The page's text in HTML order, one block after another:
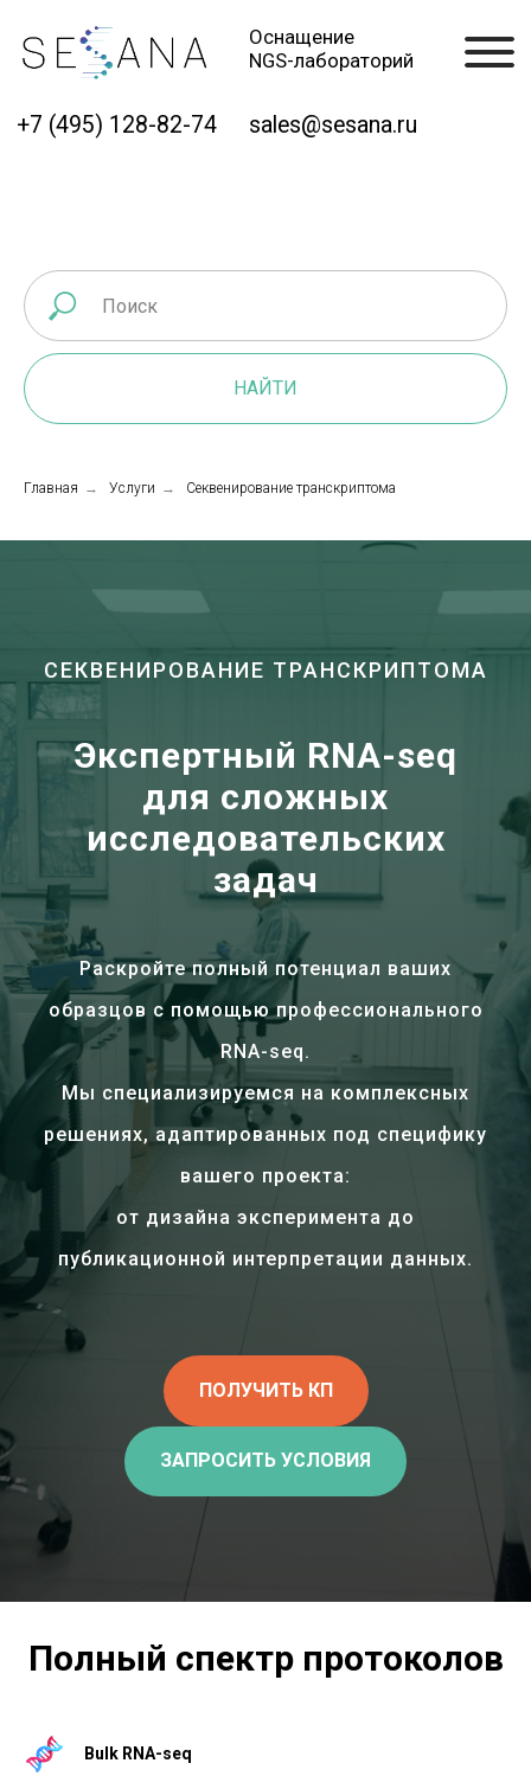
Оснащение
NGS-лабораторий
НАЙТИ
Главная → Услуги → Секвенирование транскриптома
СЕКВЕНИРОВАНИЕ ТРАНСКРИПТОМА
Экспертный RNA-seq
для сложных
исследовательских
задач
Раскройте полный потенциал ваших
образцов с помощью профессионального
RNA-seq.
Мы специализируемся на комплексных
решениях, адаптированных под специфику
вашего проекта:
от дизайна эксперимента до
публикационной интерпретации данных.
ПОЛУЧИТЬ КП
ЗАПРОСИТЬ УСЛОВИЯ
Полный спектр протоколов
Bulk RNA-seq